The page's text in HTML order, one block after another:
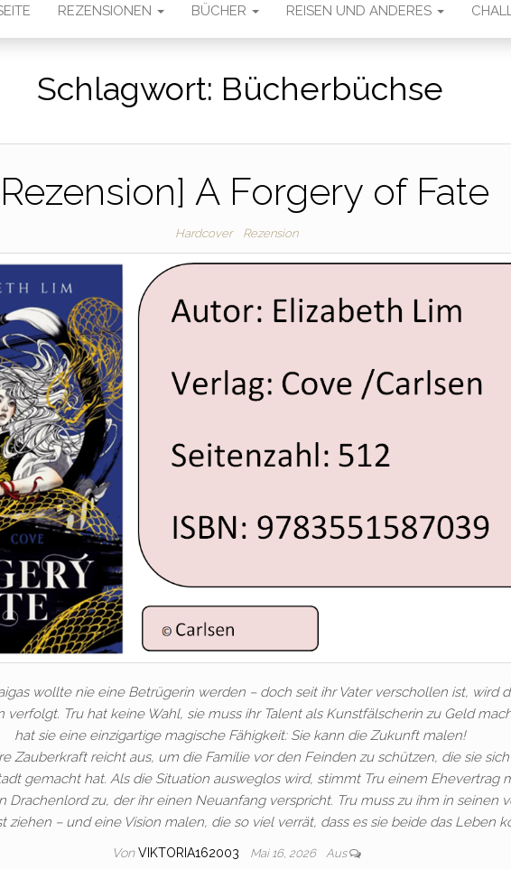
REZENSIONEN BÜCHER REISEN UND ANDERES
Schlagwort: Bücherbüchse
A Forgery of Fate
Hardcover Rezension
wollte nie eine Betrügerin werden – doch seit ihr Vater verschollen ist, wird
verfolgt. Tru hat keine Wahl, sie muss ihr Talent als Kunstfälscherin zu Geld
hat sie eine einzigartige magische Fähigkeit: Sie kann die Zukunft malen!
Zauberkraft reicht aus, um die Familie vor den Feinden zu schützen, die sie
gemacht hat. Als die Situation ausweglos wird, stimmt Tru einem Ehevertrag
Drachenlord zu, der ihr einen Neuanfang verspricht. Tru muss zu ihm in seinen
ziehen – und eine Vision malen, die so viel verrät, dass es sie beide das Leben
Von VIKTORIA162003 Mai 16, 2026 Aus